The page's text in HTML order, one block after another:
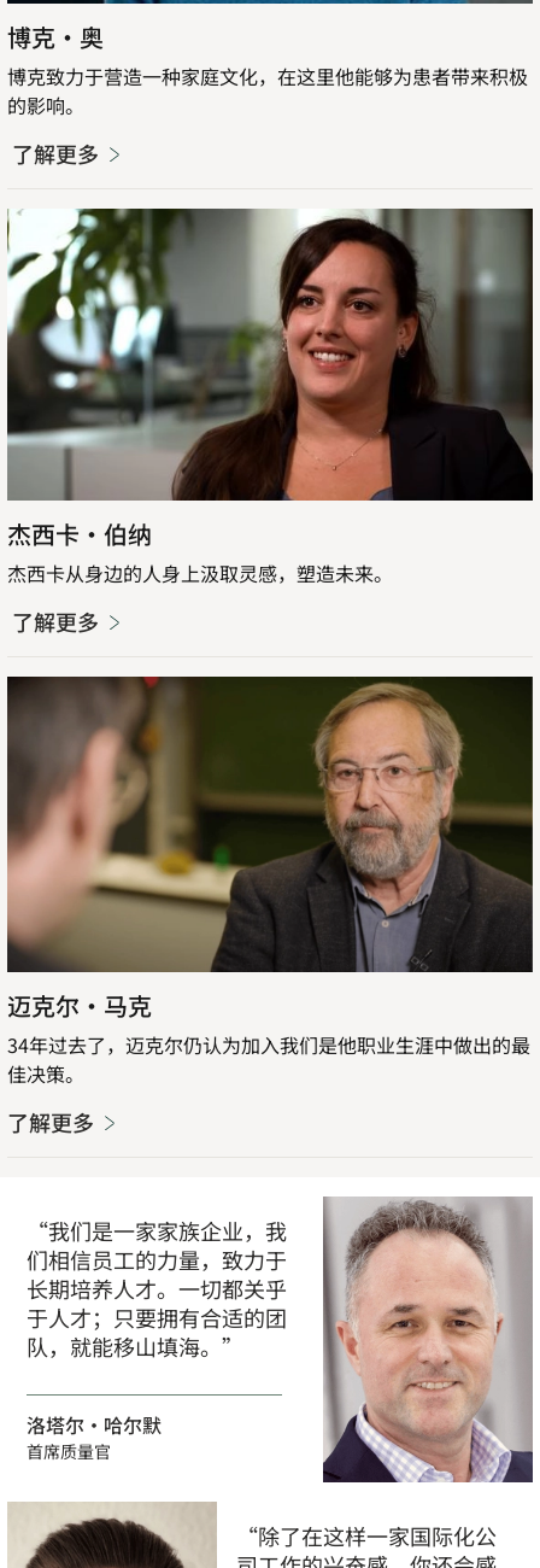
博克·奥
博克致力于营造一种家庭文化，在这里他能够为患者带来积极
的影响。
了解更多
了
解
更
多
杰西卡·伯纳
杰西卡从身边的人身上汲取灵感，塑造未来。
了解更多
了
迈克尔·马克
34年过去了，迈克尔仍认为加入我们是他职业生涯中做出的最
佳决策。
了解更多
“我们是一家家族企业，我
们相信员工的力量，致力于
长期培养人才。一切都关乎
于人才；只要拥有合适的团
队，就能移山填海。”
洛塔尔·哈尔默
首席质量官
“除了在这样一家国际化公